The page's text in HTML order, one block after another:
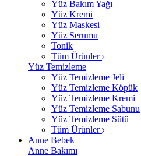
Yüz Bakım Yağı
Yüz Kremi
Yüz Maskesi
Yüz Serumu
Tonik
Tüm Ürünler
Yüz Temizleme
Yüz Temizleme Jeli
Yüz Temizleme Köpük
Yüz Temizleme Kremi
Yüz Temizleme Sabunu
Yüz Temizleme Sütü
Tüm Ürünler
Anne Bebek
Anne Bakımı